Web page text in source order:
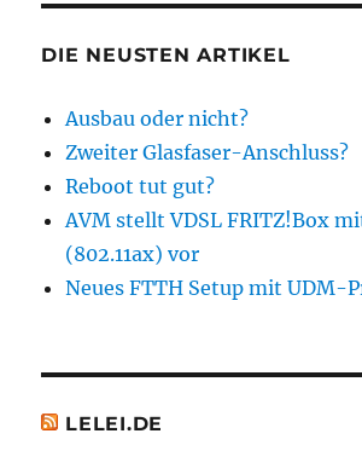
DIE NEUSTEN ARTIKEL
Ausbau oder nicht?
Zweiter Glasfaser-Anschluss?
Reboot tut gut?
AVM stellt VDSL FRITZ!Box
(802.11ax) vor
Neues FTTH Setup mit UDM-
LELEI.DE